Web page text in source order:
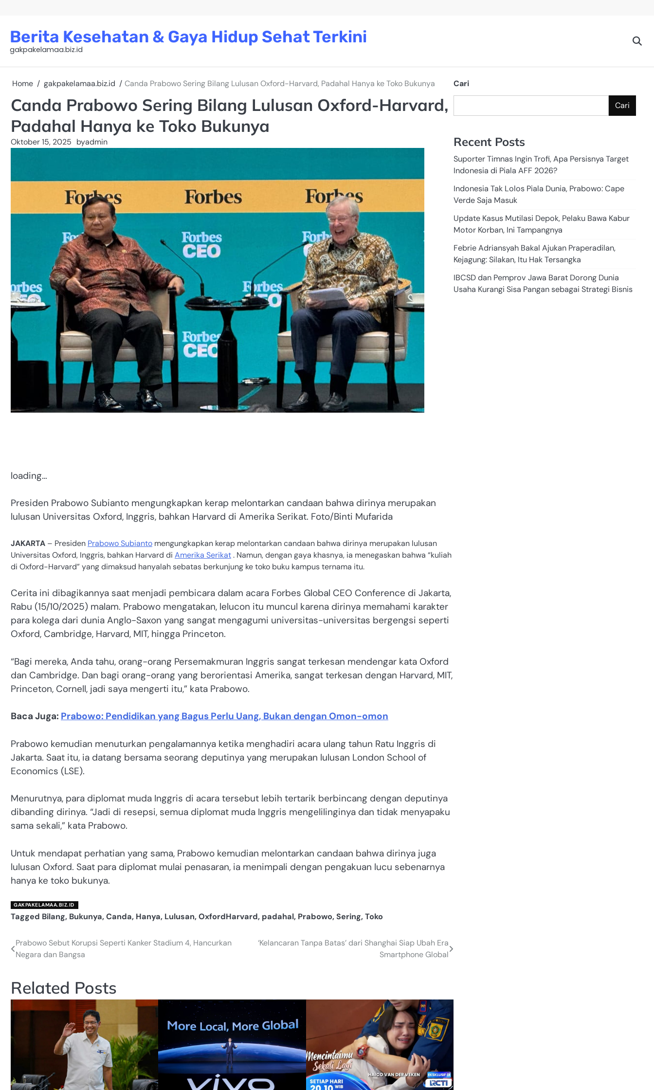
contentBerita Kesehatan & Gaya Hidup Sehat Terkini
gakpakelamaa.biz.id
Home gakpakelamaa.biz.id Canda Prabowo Sering Bilang Lulusan Oxford-Harvard, Padahal Hanya ke Toko Bukunya
Canda Prabowo Sering Bilang Lulusan Oxford-Harvard,
Padahal Hanya ke Toko Bukunya
Oktober 15, 2025 byadmin
loading…
Presiden Prabowo Subianto mengungkapkan kerap melontarkan candaan bahwa dirinya merupakan
lulusan Universitas Oxford, Inggris, bahkan Harvard di Amerika Serikat. Foto/Binti Mufarida
JAKARTA – Presiden Prabowo Subianto mengungkapkan kerap melontarkan candaan bahwa dirinya merupakan lulusan
Universitas Oxford, Inggris, bahkan Harvard di Amerika Serikat. Namun, dengan gaya khasnya, ia menegaskan bahwa “kuliah
di Oxford-Harvard” yang dimaksud hanyalah sebatas berkunjung ke toko buku kampus ternama itu.
Cerita ini dibagikannya saat menjadi pembicara dalam acara Forbes Global CEO Conference di Jakarta,
Rabu (15/10/2025) malam. Prabowo mengatakan, lelucon itu muncul karena dirinya memahami karakter
para kolega dari dunia Anglo-Saxon yang sangat mengagumi universitas-universitas bergengsi seperti
Oxford, Cambridge, Harvard, MIT, hingga Princeton.
“Bagi mereka, Anda tahu, orang-orang Persemakmuran Inggris sangat terkesan mendengar kata Oxford
dan Cambridge. Dan bagi orang-orang yang berorientasi Amerika, sangat terkesan dengan Harvard, MIT,
Princeton, Cornell, jadi saya mengerti itu,” kata Prabowo.
Baca Juga: Prabowo: Pendidikan yang Bagus Perlu Uang, Bukan dengan Omon-omon
Prabowo kemudian menuturkan pengalamannya ketika menghadiri acara ulang tahun Ratu Inggris di
Jakarta. Saat itu, ia datang bersama seorang deputinya yang merupakan lulusan London School of
Economics (LSE).
Menurutnya, para diplomat muda Inggris di acara tersebut lebih tertarik berbincang dengan deputinya
dibanding dirinya. “Jadi di resepsi, semua diplomat muda Inggris mengelilinginya dan tidak menyapaku
sama sekali,” kata Prabowo.
Untuk mendapat perhatian yang sama, Prabowo kemudian melontarkan candaan bahwa dirinya juga
lulusan Oxford. Saat para diplomat mulai penasaran, ia menimpali dengan pengakuan lucu sebenarnya
hanya ke toko bukunya.
GAKPAKELAMAA.BIZ.ID
Tagged Bilang, Bukunya,Canda, Hanya, Lulusan,OxfordHarvard, padahal, Prabowo,Sering,Toko
Navigasi
pos
Prabowo Sebut Korupsi Seperti Kanker Stadium 4, Hancurkan
Negara dan Bangsa
‘Kelancaran Tanpa Batas’ dari Shanghai Siap Ubah Era
Smartphone Global
Related Posts
Cari
Cari
Recent Posts
Suporter Timnas Ingin Trofi, Apa Persisnya Target
Indonesia di Piala AFF 2026?
Indonesia Tak Lolos Piala Dunia, Prabowo: Cape
Verde Saja Masuk
Update Kasus Mutilasi Depok, Pelaku Bawa Kabur
Motor Korban, Ini Tampangnya
Febrie Adriansyah Bakal Ajukan Praperadilan,
Kejagung: Silakan, Itu Hak Tersangka
IBCSD dan Pemprov Jawa Barat Dorong Dunia
Usaha Kurangi Sisa Pangan sebagai Strategi Bisnis